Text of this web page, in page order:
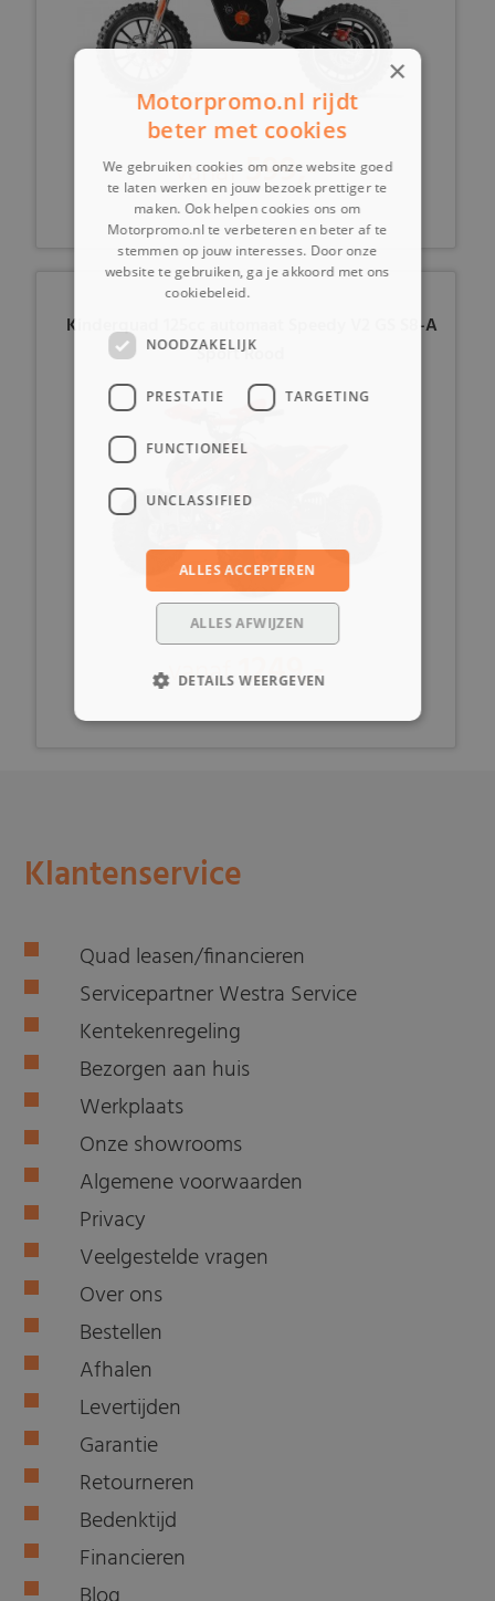
vanaf599,-
Kinderquad 125cc automaat Speedy V2 GS S8-A
Sport Rood
vanaf1249,-
Klantenservice
Quad leasen/financieren
Servicepartner Westra Service
Kentekenregeling
Bezorgen aan huis
Werkplaats
Onze showrooms
Algemene voorwaarden
Privacy
Veelgestelde vragen
Over ons
Bestellen
Afhalen
Levertijden
Garantie
Retourneren
Bedenktijd
Financieren
×
Motorpromo.nl rijdt
beter met cookies
We gebruiken cookies om onze website goed
te laten werken en jouw bezoek prettiger te
maken. Ook helpen cookies ons om
Motorpromo.nl te verbeteren en beter af te
stemmen op jouw interesses. Door onze
website te gebruiken, ga je akkoord met ons
cookiebeleid.
NOODZAKELIJK
PRESTATIE TARGETING
FUNCTIONEEL
UNCLASSIFIED
ALLES ACCEPTEREN
ALLES AFWIJZEN
DETAILS WEERGEVEN